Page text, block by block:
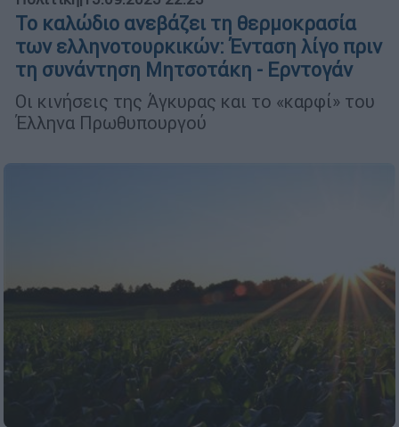
Το καλώδιο ανεβάζει τη θερμοκρασία
των ελληνοτουρκικών: Ένταση λίγο πριν
τη συνάντηση Μητσοτάκη - Ερντογάν
Οι κινήσεις της Άγκυρας και το «καρφί» του
Έλληνα Πρωθυπουργού